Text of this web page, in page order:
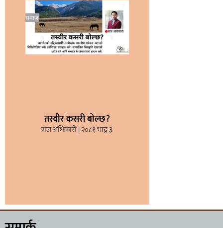
तस्वीर कसरी बोल्छ?
राज अधिकारी २०८१ भाद्र ३